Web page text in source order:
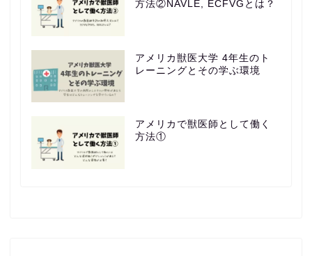
方法②NAVLE, ECFVGとは？
アメリカ獣医大学 4年生のト
レーニングとその学ぶ環境
アメリカで獣医師として働く
方法①